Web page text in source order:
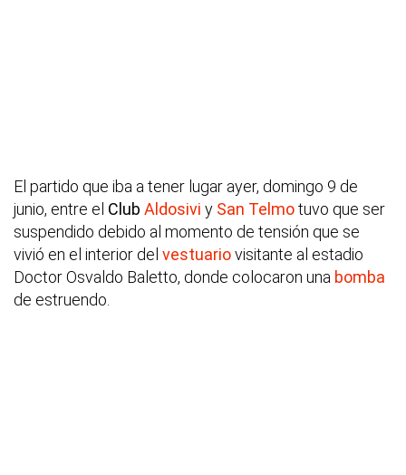
El partido que iba a tener lugar ayer, domingo 9 de
junio, entre el Club Aldosivi y San Telmotuvo que ser
suspendido debido al momento de tensión que se
vivió en el interior del vestuariovisitante al estadio
Doctor Osvaldo Baletto, donde colocaron una bomba
de estruendo.